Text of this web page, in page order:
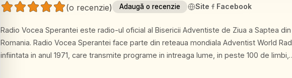
(o recenzie) Adaugă o recenzie Site Facebook
Radio Vocea Sperantei este radio-ul oficial al Bisericii Adventiste de Ziua a Saptea din
Romania. Radio Vocea Sperantei face parte din reteaua mondiala Adventist World Radio,
infiintata in anul 1971, care transmite programe in intreaga lume, in peste 100 de limbi,